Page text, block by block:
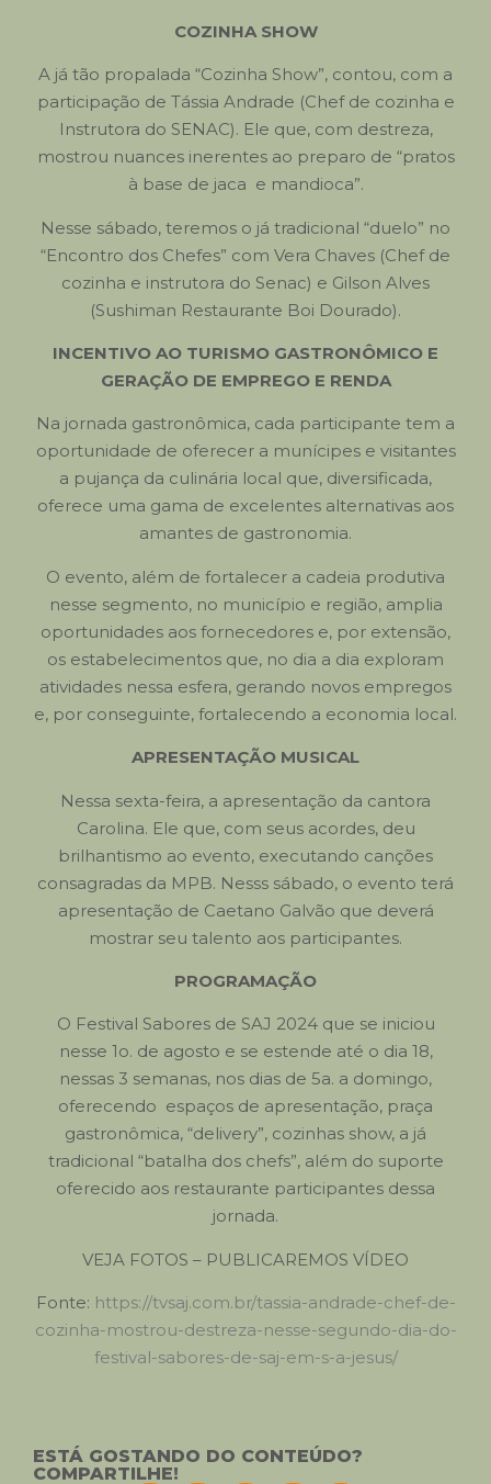
COZINHA SHOW
A já tão propalada “Cozinha Show”, contou, com a
participação de Tássia Andrade (Chef de cozinha e
Instrutora do SENAC). Ele que, com destreza,
mostrou nuances inerentes ao preparo de “pratos
à base de jaca e mandioca”.
Nesse sábado, teremos o já tradicional “duelo” no
“Encontro dos Chefes” com Vera Chaves (Chef de
cozinha e instrutora do Senac) e Gilson Alves
(Sushiman Restaurante Boi Dourado).
INCENTIVO AO TURISMO GASTRONÔMICO E
GERAÇÃO DE EMPREGO E RENDA
Na jornada gastronômica, cada participante tem a
oportunidade de oferecer a munícipes e visitantes
a pujança da culinária local que, diversificada,
oferece uma gama de excelentes alternativas aos
amantes de gastronomia.
O evento, além de fortalecer a cadeia produtiva
nesse segmento, no município e região, amplia
oportunidades aos fornecedores e, por extensão,
os estabelecimentos que, no dia a dia exploram
atividades nessa esfera, gerando novos empregos
e, por conseguinte, fortalecendo a economia local.
APRESENTAÇÃO MUSICAL
Nessa sexta-feira, a apresentação da cantora
Carolina. Ele que, com seus acordes, deu
brilhantismo ao evento, executando canções
consagradas da MPB. Nesss sábado, o evento terá
apresentação de Caetano Galvão que deverá
mostrar seu talento aos participantes.
PROGRAMAÇÃO
O Festival Sabores de SAJ 2024 que se iniciou
nesse 1o. de agosto e se estende até o dia 18,
nessas 3 semanas, nos dias de 5a. a domingo,
oferecendo espaços de apresentação, praça
gastronômica, “delivery”, cozinhas show, a já
tradicional “batalha dos chefs”, além do suporte
oferecido aos restaurante participantes dessa
jornada.
VEJA FOTOS – PUBLICAREMOS VÍDEO
Fonte: https://tvsaj.com.br/tassia-andrade-chef-de-
cozinha-mostrou-destreza-nesse-segundo-dia-do-
festival-sabores-de-saj-em-s-a-jesus/
ESTÁ GOSTANDO DO CONTEÚDO?
COMPARTILHE!